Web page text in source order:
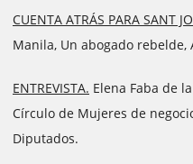
CUENTA ATRÁS PARA SANT
Manila, Un abogado rebelde,
ENTREVISTA. Elena Faba de
Círculo de Mujeres de
Diputados.